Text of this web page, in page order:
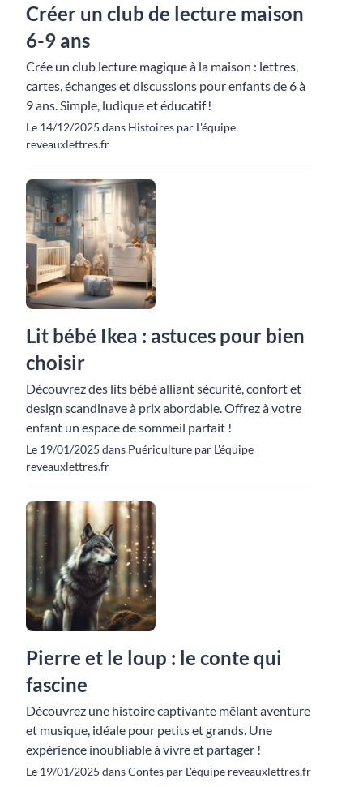
Créer un club de lecture maison
6-9 ans
Crée un club lecture magique à la maison : lettres,
cartes, échanges et discussions pour enfants de 6 à
9 ans. Simple, ludique et éducatif !
Le 14/12/2025 dans Histoires par L'équipe
reveauxlettres.fr
Lit bébé Ikea : astuces pour bien
choisir
Découvrez des lits bébé alliant sécurité, confort et
design scandinave à prix abordable. Offrez à votre
enfant un espace de sommeil parfait !
Le 19/01/2025 dans Puériculture par L'équipe
reveauxlettres.fr
Pierre et le loup : le conte qui
fascine
Découvrez une histoire captivante mêlant aventure
et musique, idéale pour petits et grands. Une
expérience inoubliable à vivre et partager !
Le 19/01/2025 dans Contes par L'équipe reveauxlettres.fr